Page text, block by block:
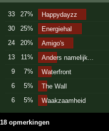
33 27%
Happydayzz
30
25%
Energiehal
24
20%
Amigo's
13
11%
Anders namelijk...
9
7%
Waterfront
6
5%
The Wall
6
5% Waakzaamheid
18 opmerkingen